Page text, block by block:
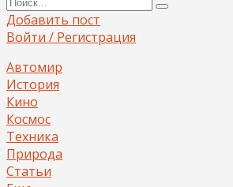
Добавить пост
Войти / Регистрация
Автомир
История
Кино
Космос
Техника
Природа
Статьи